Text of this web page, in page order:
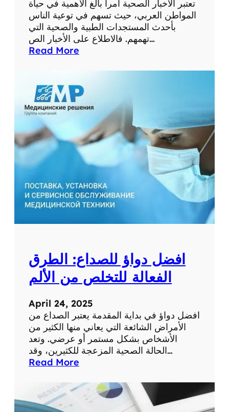
ف
ا
د
ة
م
ل
ع
و
م
ا
ا
ل
ط
ب
ش
ص
ح
ي
ح
تعتبر الاخبار الصحية أمراً بالغ الأهمية في حياة
المواطن العربي، حيث تسهم في توعية الناس
بأحدث المستجدات الطبية والصحية التي
تهمهم. فالاطلاع على الأخبار الص…
Read More
م
ي
ة
ل
ا
خ
ر
ا
ص
ة
ي
ي
ا
ة
ا
م
ا
افضل دواؤ للصداع: الطرق
الفعالة للتخلص من الألم
April 24, 2025
افضل دواؤ في بداية المقدمة يعتبر الصداع من
الأمراض الشائعة التي يعاني منها الكثير من
الأشخاص بشكل مستمر أو عرضي. وتعد
الحالة الصحية المزعجة للكثيرين، وقد…
Read More
ف
ض